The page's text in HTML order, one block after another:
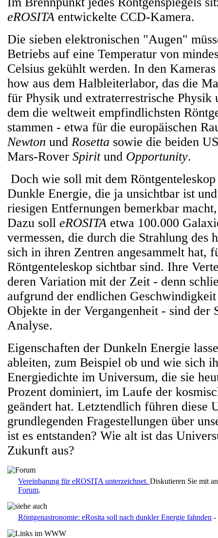
eROSITA entwickelte CCD-Kamera.
Die sieben elektronischen "Augen"
Betriebs auf eine Temperatur von
Celsius gekühlt werden. In den
how aus dem Halbleiterlabor, das die
für Physik und extraterrestrische Physik
dem die weltweit empfindlichsten
stammen - etwa für die europäischen
Newton und Rosetta sowie die beiden
Mars-Rover Spiritund Opportunity.
Doch wie soll mit dem
Dunkle Energie, die ja unsichtbar ist
riesigen Entfernungen bemerkbar
Dazu soll eROSITA etwa 100.000
vermessen, die durch die Strahlung des
sich in ihren Zentren angesammelt hat,
Röntgenteleskop sichtbar sind. Ihre
deren Variation mit der Zeit - denn
aufgrund der endlichen
Objekte in der Vergangenheit - sind der
Analyse.
Eigenschaften der Dunkeln Energie
ableiten, zum Beispiel ob und wie sich
Energiedichte im Universum, die sie
Prozent dominiert, im Laufe der
geändert hat. Letztendlich führen diese
grundlegenden Fragestellungen über
ist es entstanden? Wie alt ist das
Zukunft aus?
Vereinbarung für eROSITA unterzeichnet. Diskutieren Sie mit
Forum.
Röntgenastronomie: eRosita soll nach dunkler Energie fahnden -